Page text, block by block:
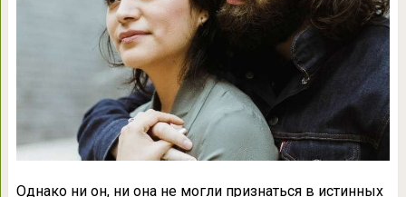
Однако ни он, ни она не могли признаться в истинных